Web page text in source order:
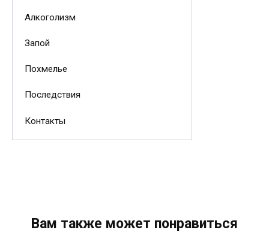
Алкоголизм
Запой
Похмелье
Последствия
Контакты
Вам также может понравиться